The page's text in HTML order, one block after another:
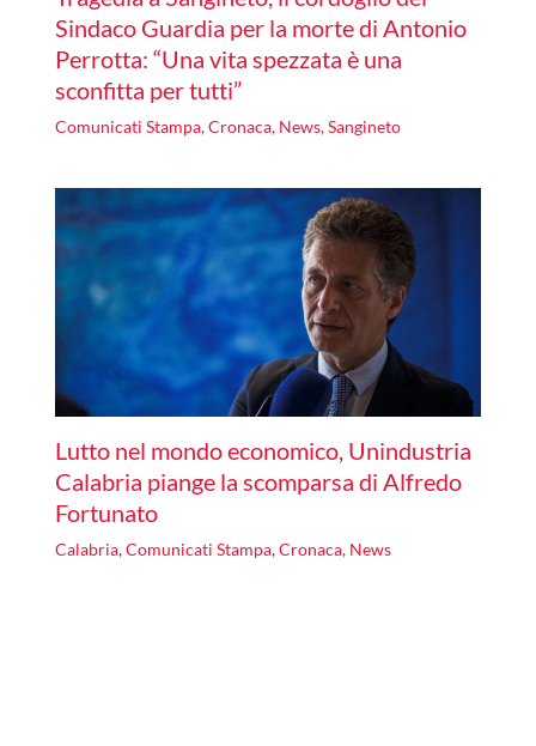
Sindaco Guardia per la morte di Antonio
Perrotta: “Una vita spezzata è una
sconfitta per tutti”
Comunicati Stampa,Cronaca, News,Sangineto
Lutto nel mondo economico, Unindustria
Calabria piange la scomparsa di Alfredo
Fortunato
Calabria,Comunicati Stampa,Cronaca, News